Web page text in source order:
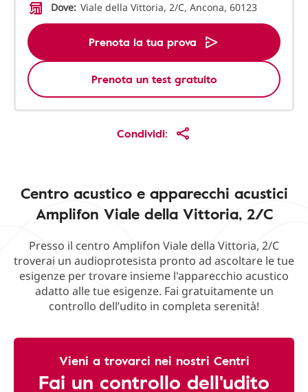
Dove: Viale della Vittoria, 2/C, Ancona, 60123
Prenota la tua prova
Prenota un test gratuito
Condividi:
Centro acustico e apparecchi acustici
Amplifon Viale della Vittoria, 2/C
Presso il centro Amplifon Viale della Vittoria, 2/C
troverai un audioprotesista pronto ad ascoltare le tue
esigenze per trovare insieme l'apparecchio acustico
adatto alle tue esigenze. Fai gratuitamente un
controllo dell’udito in completa serenità!
Vieni a trovarci nei nostri Centri
Fai un controllo dell'udito